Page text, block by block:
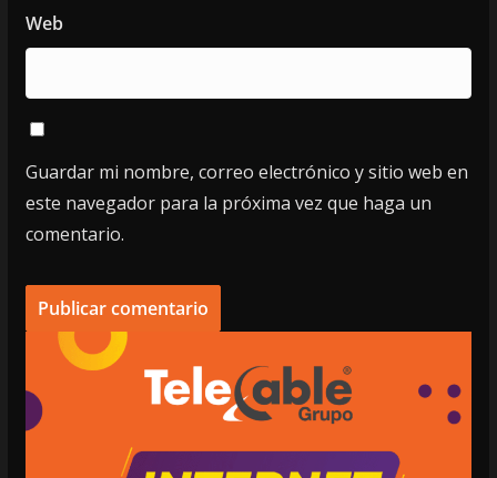
Web
Guardar mi nombre, correo electrónico y sitio web en
este navegador para la próxima vez que haga un
comentario.